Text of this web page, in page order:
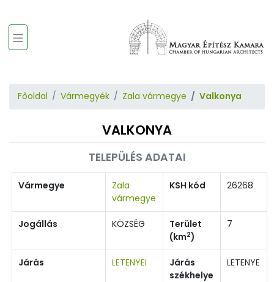
Főoldal Vármegyék Zala vármegye Valkonya
VALKONYA
TELEPÜLÉS ADATAI
Vármegye
Zala
vármegye
KSH kód 26268
Jogállás KÖZSÉG
Terület
(km2)
7
Járás LETENYEI
Járás
székhelye
LETENYE